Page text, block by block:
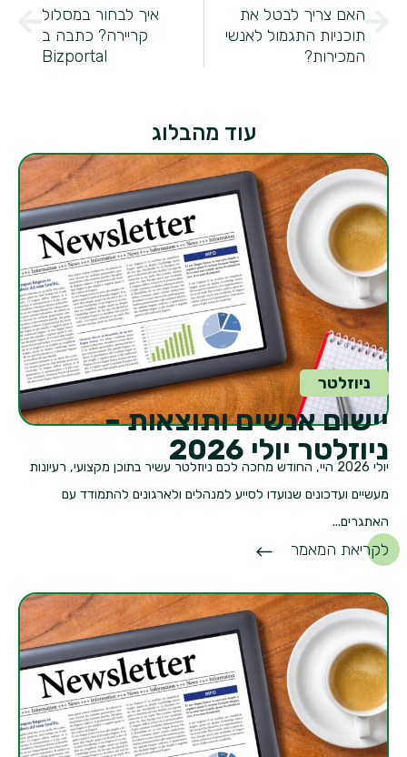
האם צריך לבטל את
תוכניות התגמול לאנשי
המכירות?
איך לבחור במסלול
קריירה? כתבה ב
Bizportal
עוד מהבלוג
ניוזלטר
יישום אנשים ותוצאות –
ניוזלטר יולי 2026
יולי 2026 היי, החודש מחכה לכם ניוזלטר עשיר בתוכן מקצועי, רעיונות
מעשיים ועדכונים שנועדו לסייע למנהלים ולארגונים להתמודד עם
האתגרים...
לקריאת המאמר